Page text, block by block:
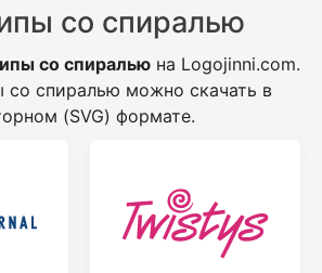
со спиралью
со спиралью на Logojinni.com.
со спиралью можно скачать в
(SVG) формате.